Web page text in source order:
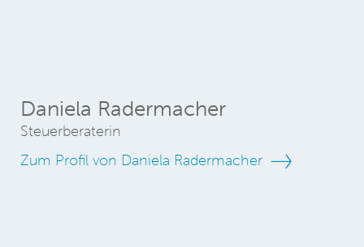
Daniela Radermacher
Steuerberaterin
Zum Profil von Daniela Radermacher